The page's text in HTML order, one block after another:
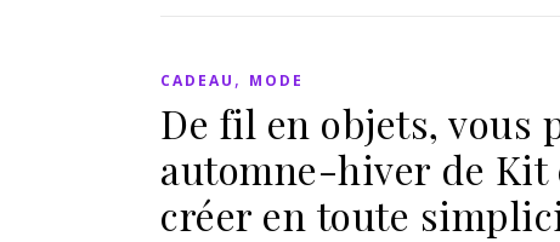
CADEAU , MODE
De fil en objets, vous
automne-hiver de Kit
créer en toute